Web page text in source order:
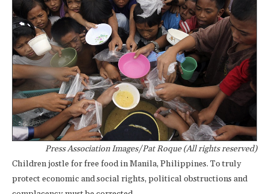
Press Association Images/Pat Roque (All rights reserved)
Children jostle for free food in Manila, Philippines. To truly
protect economic and social rights, political obstructions and